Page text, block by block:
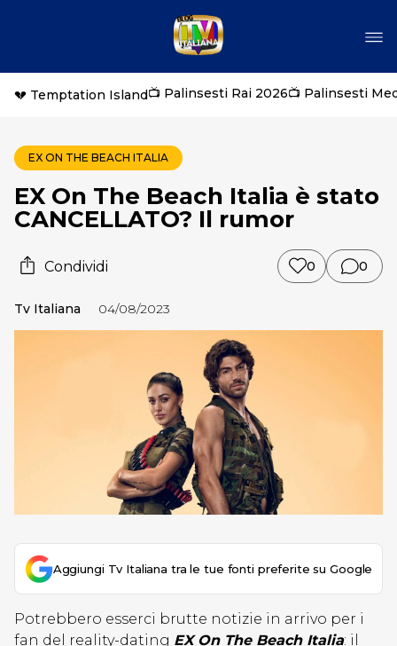
💔 Temptation Island📺 Palinsesti Rai 2026📺 Palinsesti
EX ON THE BEACH ITALIA
EX On The Beach Italia è stato
CANCELLATO? Il rumor
Condividi 0 0
Tv Italiana 04/08/2023
Aggiungi Tv Italiana tra le tue fonti preferite su Google
Potrebbero esserci brutte notizie in arrivo per i
fan del reality-dating EX On The Beach Italia: il